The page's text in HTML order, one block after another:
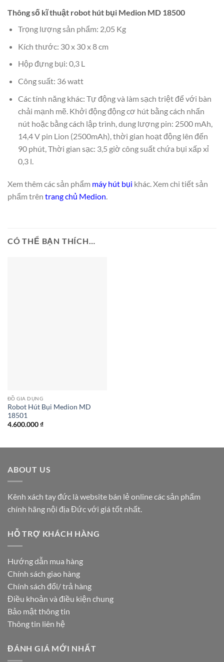
Thông số kĩ thuật robot hút bụi Medion MD 18500
Trọng lượng sản phẩm: 2,05 Kg
Kích thước: 30 x 30 x 8 cm
Hộp đựng bụi: 0,3 L
Công suất: 36 watt
Các tính năng khác: Tự động và làm sạch triệt để với bàn
chải mạnh mẽ. Khởi động động cơ hút bằng cách nhấn
nút hoặc bằng cách lập trình, dung lượng pin: 2500 mAh,
14,4 V pin Lion (2500mAh), thời gian hoạt động lên đến
90 phút, Thời gian sạc: 3,5 giờ công suất chứa bụi xấp xỉ
0,3 l.
Xem thêm các sản phẩm máy hút bụi khác. Xem chi tiết sản
phẩm trên trang chủ Medion.
CÓ THỂ BẠN THÍCH…
ĐỒ GIA DỤNG
Robot Hút Bụi Medion MD
18501
4.600.000₫
ABOUT US
Kênh xách tay đức là website bán lẻ online các sản phẩm
chính hãng nội địa Đức với giá tốt nhất.
HỖ TRỢ KHÁCH HÀNG
Hướng dẫn mua hàng
Chính sách giao hàng
Chính sách đổi/ trả hàng
Điều khoản và điều kiện chung
Bảo mật thông tin
Thông tin liên hệ
ĐÁNH GIÁ MỚI NHẤT